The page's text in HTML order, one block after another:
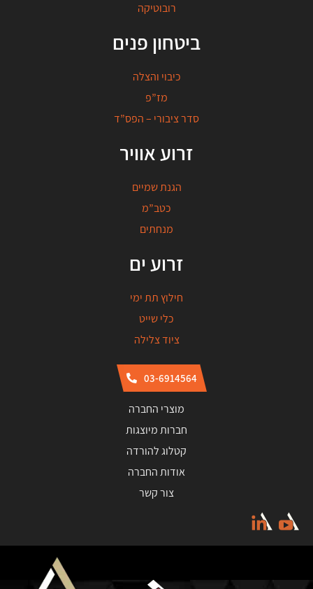
רובוטיקה
ביטחון פנים
כיבוי והצלה
מז”פ
סדר ציבורי – הפס”ד
זרוע אוויר
הגנת שמיים
כטב”מ
מנחתים
זרוע ים
חילוץ תת ימי
כלי שייט
ציוד צלילה
03-6914564
מוצרי החברה
חברות מיוצגות
קטלוג להורדה
אודות החברה
צור קשר